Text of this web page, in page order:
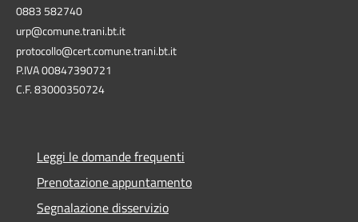
0883 582740
urp@comune.trani.bt.it
protocollo@cert.comune.trani.bt.it
P.IVA 00847390721
C.F. 83000350724
Leggi le domande frequenti
Prenotazione appuntamento
Segnalazione disservizio